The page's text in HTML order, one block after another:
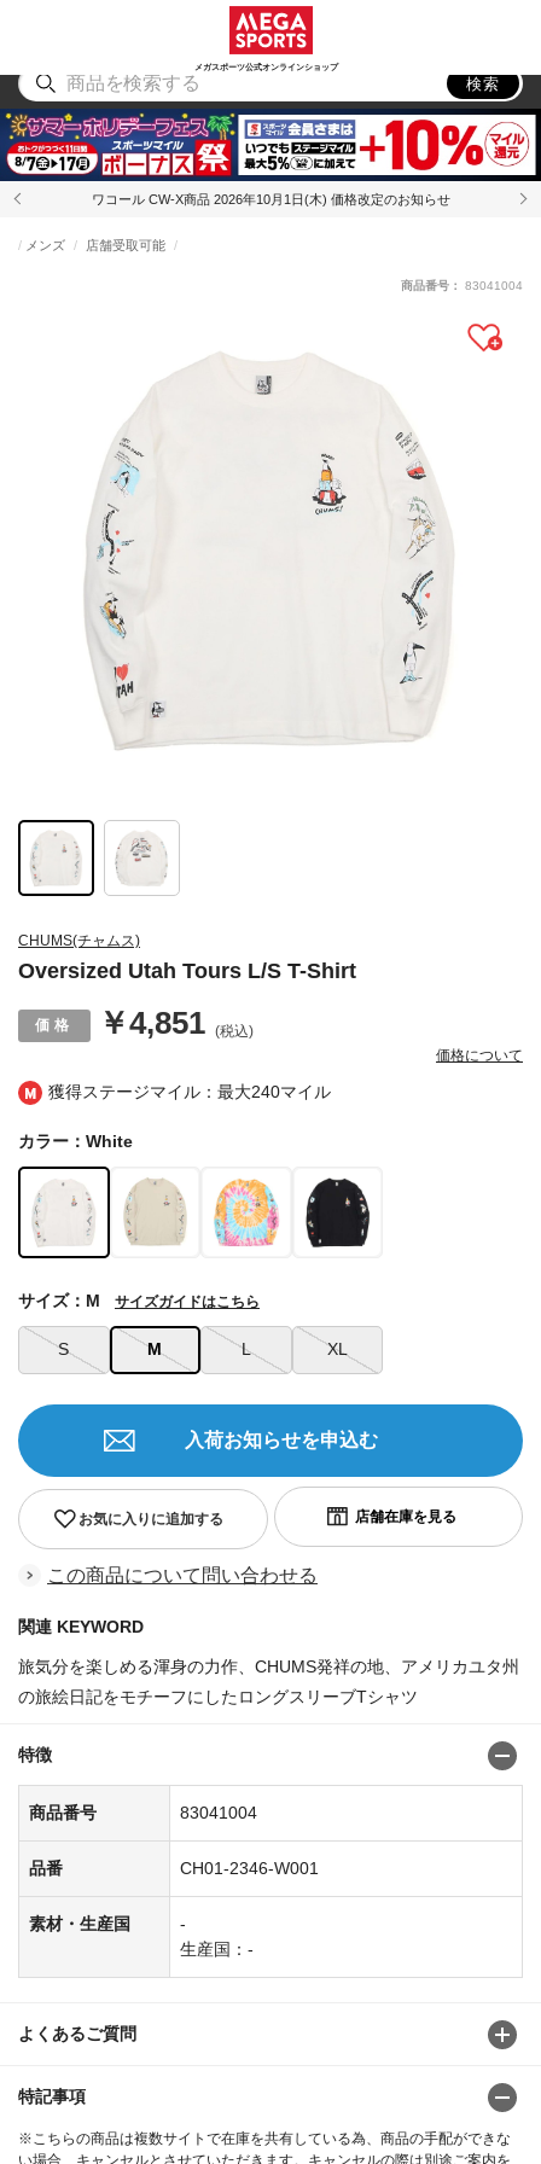
メガスポーツ公式オンラインショップ
アウトドア
検索
ワコール CW-X商品 2026年10月1日(木) 価格改定のお知らせ
獲得ステージマイル：最大240マイル
CHUMS(チャムス)
Oversized Utah Tours L/S T-Shirt
メンズ 店舗受取可能
￥4,851 (税込)
価格について
商品番号： 83041004
カラー：White
S M L XL
サイズ：M サイズガイドはこちら
お気に入りに追加する
入荷お知らせを申込む
この商品について問い合わせる
関連 KEYWORD
旅気分を楽しめる渾身の力作、CHUMS発祥の地、アメリカユタ州
の旅絵日記をモチーフにしたロングスリーブTシャツ
特徴
商品番号 83041004
品番 CH01-2346-W001
素材・生産国
-
生産国：-
よくあるご質問
特記事項
※こちらの商品は複数サイトで在庫を共有している為、商品の手配ができな
い場合、キャンセルとさせていただきます。キャンセルの際は別途ご案内を